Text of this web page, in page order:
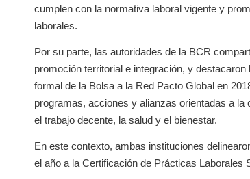
cumplen con la normativa laboral vigente y
laborales.
Por su parte, las autoridades de la BCR
promoción territorial e integración, y
formal de la Bolsa a la Red Pacto Global en
programas, acciones y alianzas orientadas a
el trabajo decente, la salud y el bienestar.
En este contexto, ambas instituciones
el año a la Certificación de Prácticas